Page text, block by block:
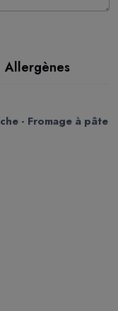
Allergènes
- Fromage à pâte